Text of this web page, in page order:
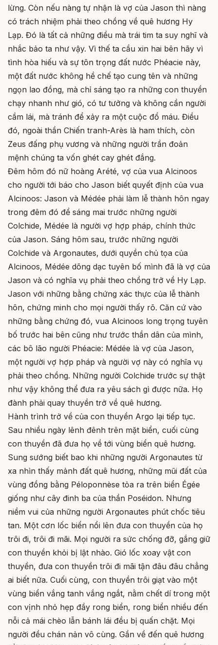
lừng. Còn nếu nàng tự nhận là vợ của Jason thì nàng
có trách nhiệm phải theo chồng về quê hương Hy
Lạp. Đó là tất cả những điều mà trái tim ta suy nghĩ và
nhắc bảo ta như vậy. Vì thế ta cầu xin hai bên hãy vì
tình hòa hiếu và sự tôn trọng đất nước Phéacie này,
một đất nước không hề chế tạo cung tên và những
ngọn lao đồng, mà chỉ sáng tạo ra những con thuyền
chạy nhanh như gió, có tư tưởng và không cần người
cầm lái, mà tránh để xảy ra một cuộc đổ máu. Điều
đó, ngoài thần Chiến tranh-Arès là ham thích, còn
Zeus đấng phụ vương và những người trần đoản
mệnh chúng ta vốn ghét cay ghét đắng.
Đêm hôm đó nữ hoàng Arété, vợ của vua Alcinoos
cho người tới báo cho Jason biết quyết định của vua
Alcinoos: Jason và Médée phải làm lễ thành hôn ngay
trong đêm đó để sáng mai trước những người
Colchide, Médée là người vợ hợp pháp, chính thức
của Jason. Sáng hôm sau, trước những người
Colchide và Argonautes, dưới quyền chủ tọa của
Alcinoos, Médée dõng dạc tuyên bố mình đã là vợ của
Jason và có nghĩa vụ phải theo chồng trở về Hy Lạp.
Jason với những bằng chứng xác thực của lễ thành
hôn, chứng minh cho mọi người thấy rõ. Căn cứ vào
những bằng chứng đó, vua Alcinoos long trọng tuyên
bố trước hai bên cũng như trước thần dân của mình,
các bô lão người Phéacie: Médée là vợ của Jason,
một người vợ hợp pháp và người vợ này có nghĩa vụ
phải theo chồng. Những người Colchide trước sự thật
như vậy không thể đưa ra yêu sách gì được nữa. Họ
đành phải quay thuyền trở về quê hương.
Hành trình trở về của con thuyền Argo lại tiếp tục.
Sau nhiều ngày lênh đênh trên mặt biển, cuối cùng
con thuyền đã đưa họ về tới vùng biển quê hương.
Sung sướng biết bao khi những người Argonautes từ
xa nhìn thấy mảnh đất quê hương, những mũi đất của
vùng đồng bằng Péloponnèse tỏa ra trên biển Égée
giống như cây đinh ba của thần Poséidon. Nhưng
niềm vui của những người Argonautes phút chốc tiêu
tan. Một cơn lốc biển nổi lên đưa con thuyền của họ
trôi đi, trôi đi mãi. Mọi người ra sức chống đỡ, gắng giữ
con thuyền khỏi bị lật nhào. Gió lốc xoay vật con
thuyền, đưa con thuyền trôi đi mãi tận đâu đâu chẳng
ai biết nữa. Cuối cùng, con thuyền trôi giạt vào một
vùng biển vắng tanh vắng ngắt, nằm chết dí trong một
con vịnh nhỏ hẹp đầy rong biển, rong biển nhiều đến
nỗi cả mái chèo lẫn bánh lái đều bị quấn chặt. Mọi
người đều chán nản vô cùng. Gần về đến quê hương